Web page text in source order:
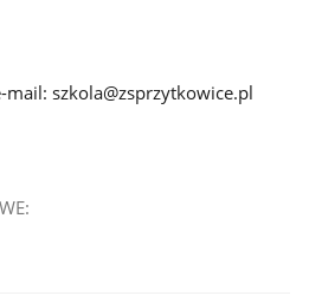
szkola@zsprzytkowice.pl